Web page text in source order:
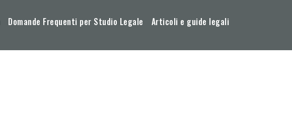
Domande Frequenti per Studio Legale Articoli e guide legali